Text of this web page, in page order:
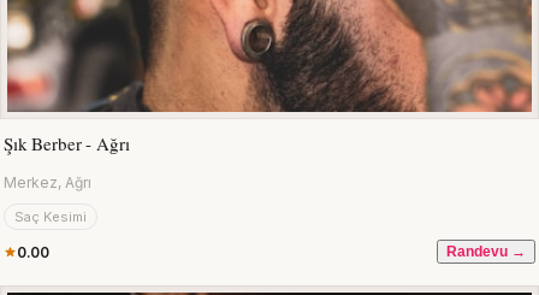
Şık Berber - Ağrı
Merkez, Ağrı
Saç Kesimi
0.00 Randevu →